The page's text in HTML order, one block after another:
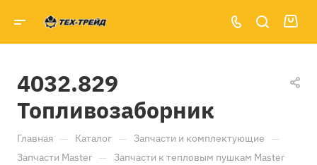
4032.829
Топливозаборник
Главная — Каталог — Запчасти и комплектующие —
Запчасти Master — Запчасти к тепловым пушкам Master